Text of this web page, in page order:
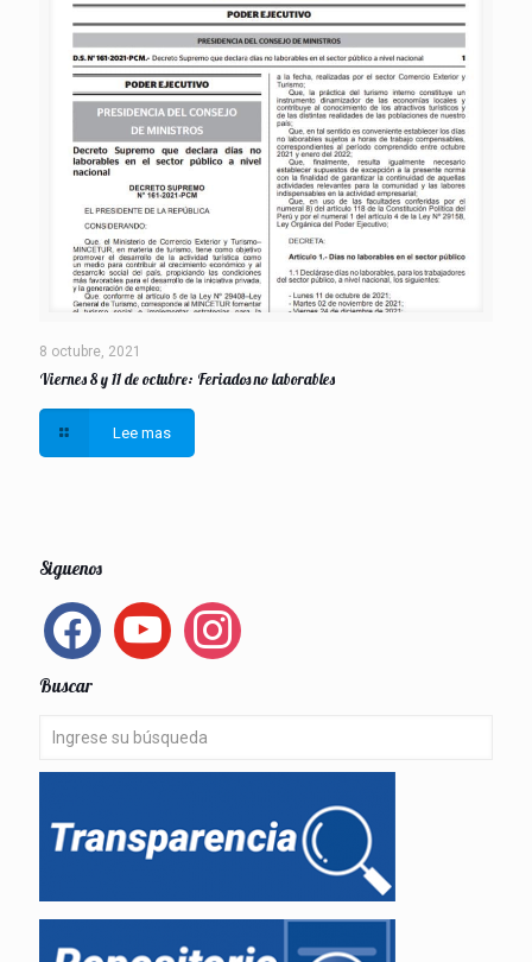
8 octubre, 2021
Viernes 8 y 11 de octubre: Feriados no laborables
Lee mas
Siguenos
facebook youtube instagram
Buscar